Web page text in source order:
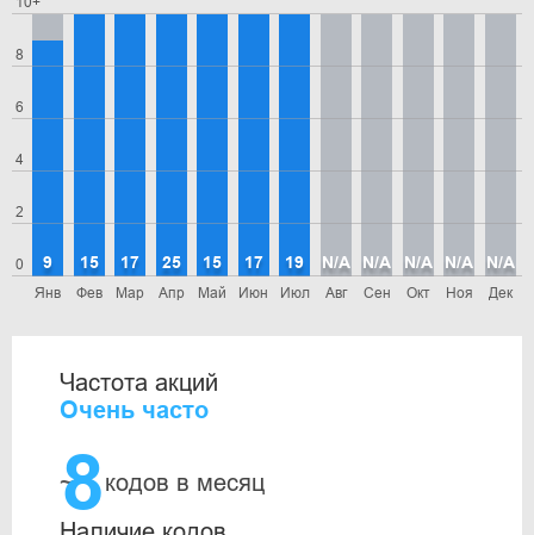
0
2
4
6
8
Янв
9
Фев
15
Мар
17
Апр
25
Май
15
Июн
17
Июл
19
Авг
N/A
Сен
N/A
Окт
N/A
Ноя
N/A
Дек
N/A
Частота акций
Очень часто
~
8кодов в месяц